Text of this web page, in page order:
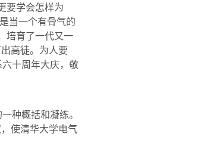
要学会怎样为
当一个有骨气的
培育了一代又一
高徒。为人要
十周年大庆，敬
种概括和凝练。
使清华大学电气